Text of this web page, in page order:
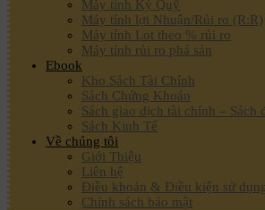
Máy tính Ký Quỹ
Máy tính lợi Nhuận/Rủi ro (R:R)
Máy tính Lot theo % rủi ro
Máy tính rủi ro phá sản
Ebook
Kho Sách Tài Chính
Sách Chứng Khoán
Sách giao dịch tài chính – Sách
Sách Kinh Tế
Về chúng tôi
Giới Thiệu
Liên hệ
Điều khoản & Điều kiện sử dụng
Chính sách bảo mật